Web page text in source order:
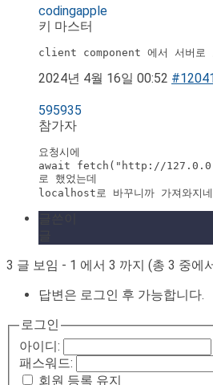
codingapple
키 마스터
client component 에서 서버로
2024년 4월 16일 00:52
595935
참가자
요청시에
await fetch("http://
로 했었는데
localhost로 바꾸니까 가져와지네
3 글 보임 - 1 에서 3 까지 (총 3 중에
답변은 로그인 후 가능합니다.
로그인
아이디:
패스워드:
회원 등록 유지